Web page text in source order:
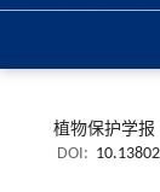
植物保护学报
DOI: